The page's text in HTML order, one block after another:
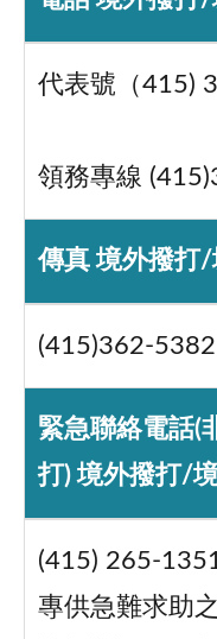
代表號（415)
領務專線
傳真 境外撥打
(415)362-5382
緊急聯絡電話(
打) 境外撥打/
(415) 265-
專供急難求助